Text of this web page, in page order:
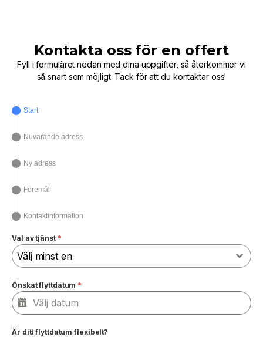
Kontakta oss för en offert
Fyll i formuläret nedan med dina uppgifter, så återkommer vi
så snart som möjligt. Tack för att du kontaktar oss!
Start
Nuvarande adress
Ny adress
Föremål
Kontaktinformation
Val av tjänst *
Välj minst en
Önskat flyttdatum *
Är ditt flyttdatum flexibelt?